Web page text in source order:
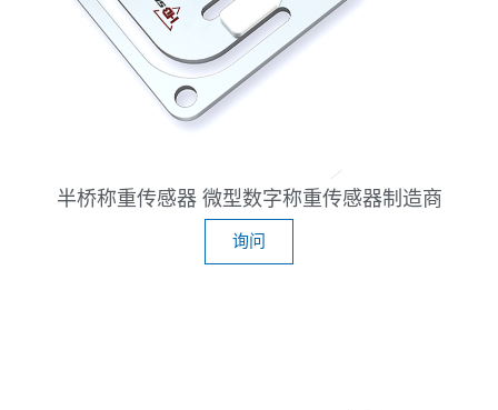
半桥称重传感器 微型数字称重传感器制造商
询问